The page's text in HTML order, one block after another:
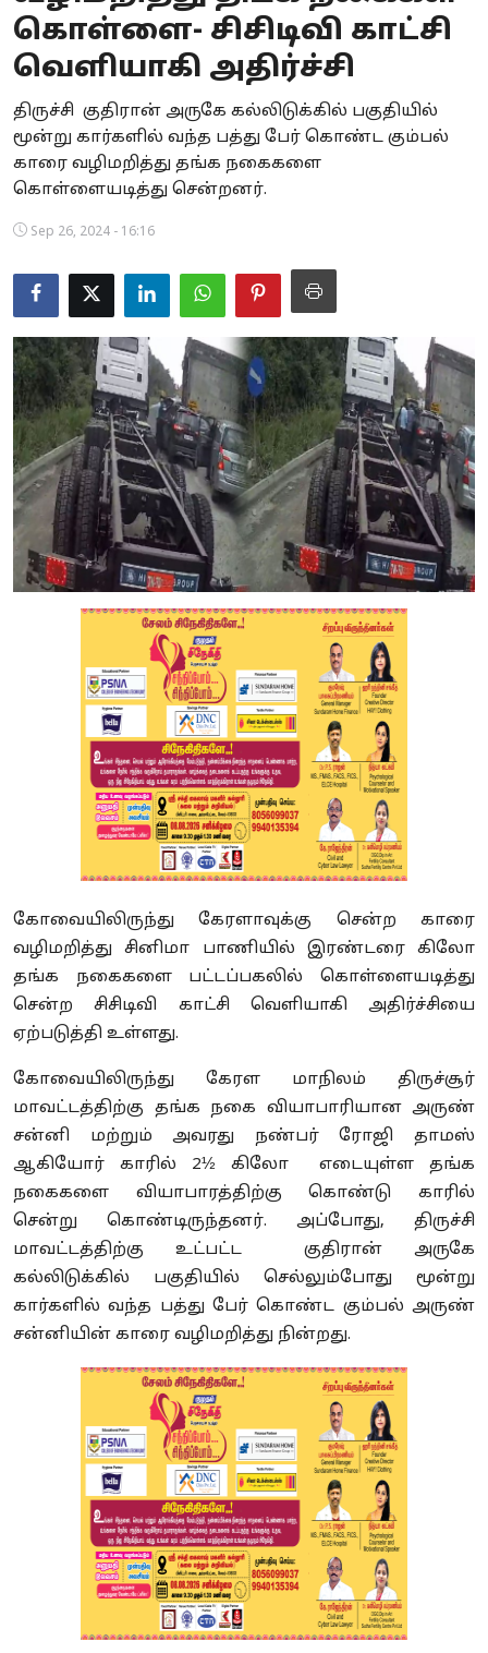
Business
Crime
Tamilnadu
National
World
Astrology
Spirituality
Weather
Politics
கொள்ளை- சிசிடிவி காட்சி
வெளியாகி அதிர்ச்சி
திருச்சி குதிரான் அருகே கல்லிடுக்கில் பகுதியில்
மூன்று கார்களில் வந்த பத்து பேர் கொண்ட கும்பல்
காரை வழிமறித்து தங்க நகைகளை
கொள்ளையடித்து சென்றனர்.
Sep 26, 2024 - 16:16
கோவையிலிருந்து கேரளாவுக்கு சென்ற காரை
வழிமறித்து சினிமா பாணியில் இரண்டரை கிலோ
தங்க நகைகளை பட்டப்பகலில் கொள்ளையடித்து
சென்ற சிசிடிவி காட்சி வெளியாகி அதிர்ச்சியை
ஏற்படுத்தி உள்ளது.
கோவையிலிருந்து கேரள மாநிலம் திருச்சூர்
மாவட்டத்திற்கு தங்க நகை வியாபாரியான அருண்
சன்னி மற்றும் அவரது நண்பர் ரோஜி தாமஸ்
ஆகியோர் காரில் 2½ கிலோ எடையுள்ள தங்க
நகைகளை வியாபாரத்திற்கு கொண்டு காரில்
சென்று கொண்டிருந்தனர். அப்போது, திருச்சி
மாவட்டத்திற்கு உட்பட்ட குதிரான் அருகே
கல்லிடுக்கில் பகுதியில் செல்லும்போது மூன்று
கார்களில் வந்த பத்து பேர் கொண்ட கும்பல் அருண்
சன்னியின் காரை வழிமறித்து நின்றது.